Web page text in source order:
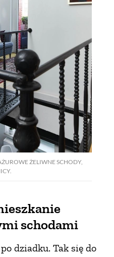
ŻELIWNE SCHODY,
schodami
dziadku. Tak się do